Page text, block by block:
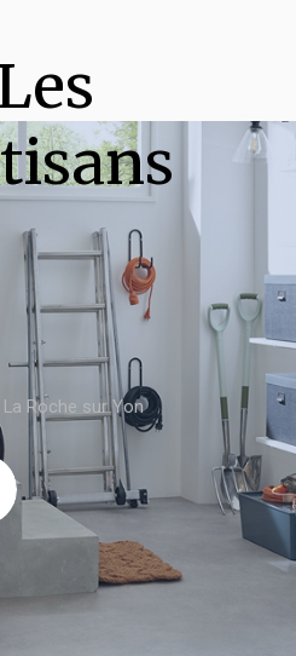
Roche sur Yon